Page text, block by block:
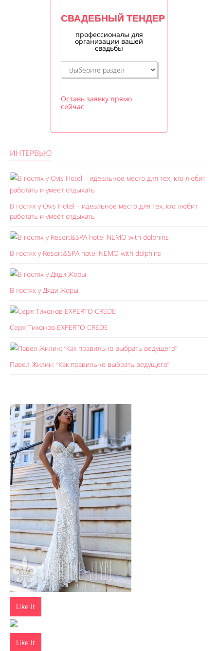
СВАДЕБНЫЙ ТЕНДЕР
профессионалы для
организации вашей
свадьбы
Оставь заявку прямо
сейчас
ИНТЕРВЬЮ
В гостях у Ovis Hotel – идеальное место для тех, кто любит
работать и умеет отдыхать
В гостях у Resort&SPA hotel NEMO with dolphins
В гостях у Дяди Жоры
Серж Тихонов EXPERTO CREDE
Павел Жилин: “Как правильно выбрать ведущего”
Like It
Like It